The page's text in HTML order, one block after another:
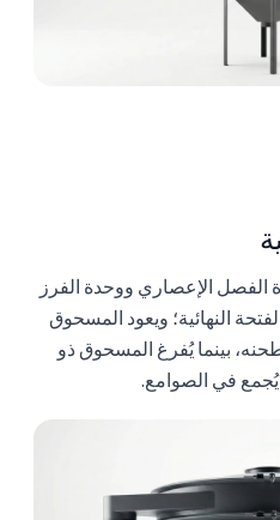
الفصل الإعصاري ووحدة الفرز
النهائية؛ ويعود المسحوق
طحنه، بينما يُفرغ المسحوق ذو
في الصوامع.